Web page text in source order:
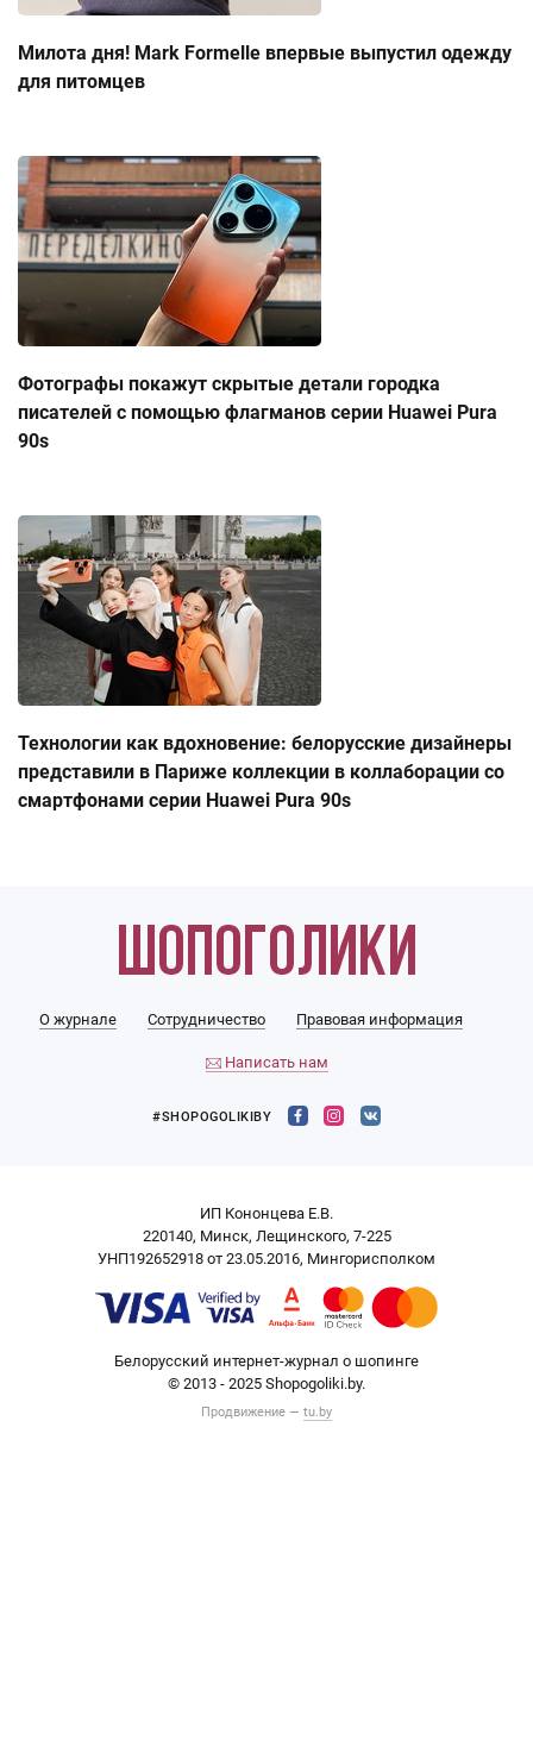
Милота дня! Mark Formelle впервые выпустил одежду
для питомцев
Фотографы покажут скрытые детали городка
писателей с помощью флагманов серии Huawei Pura
90s
Технологии как вдохновение: белорусские дизайнеры
представили в Париже коллекции в коллаборации со
смартфонами серии Huawei Pura 90s
О журнале Сотрудничество Правовая информация
Написать нам
#SHOPOGOLIKIBY
ИП Кононцева Е.В.
220140, Минск, Лещинского, 7-225
УНП192652918 от 23.05.2016, Мингорисполком
Белорусский интернет-журнал о шопинге
© 2013 - 2025 Shopogoliki.by.
Продвижение — tu.by